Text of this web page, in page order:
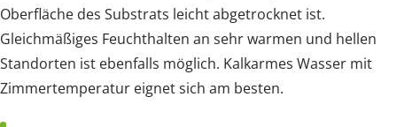
Oberfläche des Substrats leicht abgetrocknet ist.
Gleichmäßiges Feuchthalten an sehr warmen und hellen
Standorten ist ebenfalls möglich. Kalkarmes Wasser mit
Zimmertemperatur eignet sich am besten.